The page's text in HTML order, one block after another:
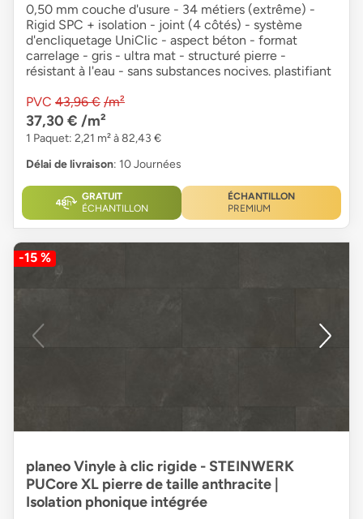
0,50 mm couche d'usure - 34 métiers (extrême) -
Rigid SPC + isolation - joint (4 côtés) - système
d'encliquetage UniClic - aspect béton - format
carrelage - gris - ultra mat - structuré pierre -
résistant à l'eau - sans substances nocives. plastifiant
PVC 43,96 € /m²
37,30 € /m²
1 Paquet: 2,21 m² à 82,43 €
Délai de livraison: 10 Journées
GRATUIT
ÉCHANTILLON
ÉCHANTILLON
PREMIUM
-15 %
planeo Vinyle à clic rigide - STEINWERK
PUCore XL pierre de taille anthracite |
Isolation phonique intégrée